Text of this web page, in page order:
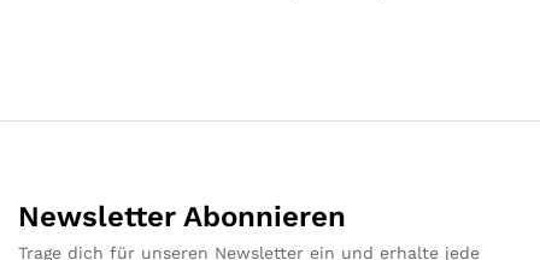
Newsletter Abonnieren
Trage dich für unseren Newsletter ein und erhalte jede